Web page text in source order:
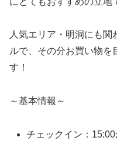
人気エリア・明洞にも関
ルで、その分お買い物を
す！
～基本情報～
チェックイン：